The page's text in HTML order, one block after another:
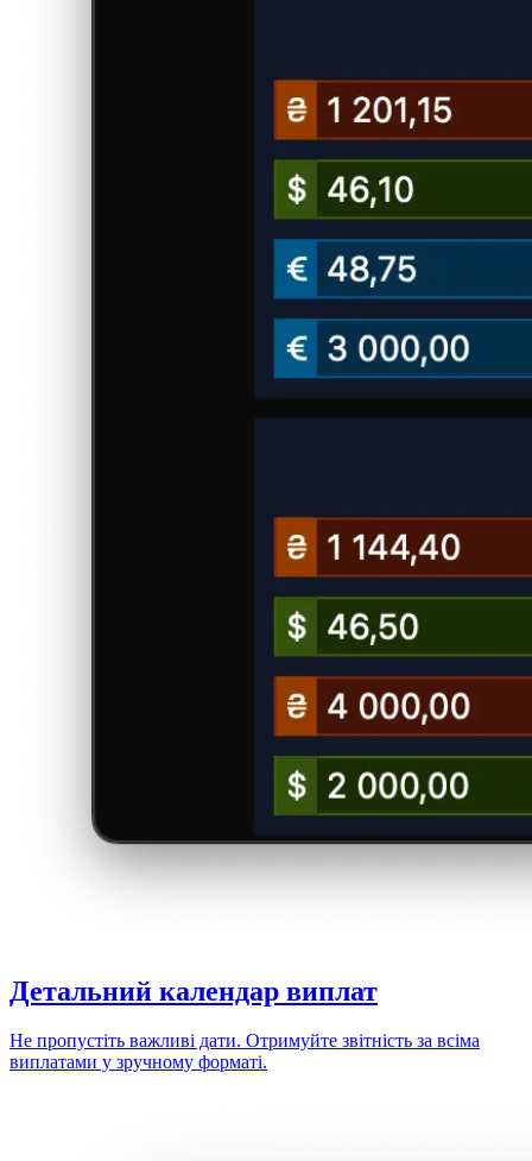
Детальний календар виплат
Не пропустіть важливі дати. Отримуйте звітність за всіма
виплатами у зручному форматі.